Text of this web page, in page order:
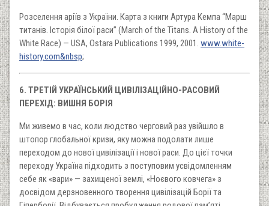
Розселення аріїв з України. Карта з книги Артура Кемпа “Марш
титанів. Історія білої раси” (March of the Titans. A History of the
White Race) — USA, Ostara Publications 1999, 2001. www.white-
history.com&nbsp;
6. ТРЕТІЙ УКРАЇНСЬКИЙ ЦИВІЛІЗАЦІЙНО-РАСОВИЙ
ПЕРЕХІД: ВИШНЯ БОРІЯ
Ми живемо в час, коли людство черговий раз увійшло в
штопор глобальної кризи, яку можна подолати лише
переходом до нової цивілізації і нової раси. До цієї точки
переходу Україна підходить з поступовим усвідомленням
себе як «вари» — захищеної землі, «Ноєвого ковчега» з
досвідом дерзновенного творення цивілізацій Борії та